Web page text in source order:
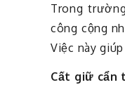
Trong
công cộng
Việc này
Cất giữ cẩn